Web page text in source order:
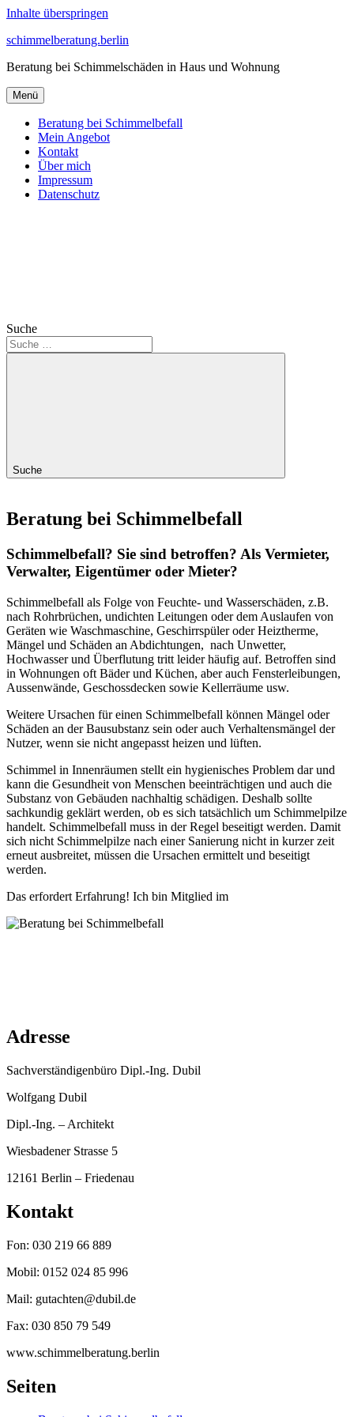
Inhalte überspringen
schimmelberatung.berlin
Beratung bei Schimmelschäden in Haus und Wohnung
Menü
Beratung bei Schimmelbefall
Mein Angebot
Kontakt
Über mich
Impressum
Datenschutz
Suche
Suche
Beratung bei Schimmelbefall
Schimmelbefall? Sie sind betroffen? Als Vermieter,
Verwalter, Eigentümer oder Mieter?
Schimmelbefall als Folge von Feuchte- und Wasserschäden, z.B.
nach Rohrbrüchen, undichten Leitungen oder dem Auslaufen von
Geräten wie Waschmaschine, Geschirrspüler oder Heiztherme,
Mängel und Schäden an Abdichtungen, nach Unwetter,
Hochwasser und Überflutung tritt leider häufig auf. Betroffen sind
in Wohnungen oft Bäder und Küchen, aber auch Fensterleibungen,
Aussenwände, Geschossdecken sowie Kellerräume usw.
Weitere Ursachen für einen Schimmelbefall können Mängel oder
Schäden an der Bausubstanz sein oder auch Verhaltensmängel der
Nutzer, wenn sie nicht angepasst heizen und lüften.
Schimmel in Innenräumen stellt ein hygienisches Problem dar und
kann die Gesundheit von Menschen beeinträchtigen und auch die
Substanz von Gebäuden nachhaltig schädigen. Deshalb sollte
sachkundig geklärt werden, ob es sich tatsächlich um Schimmelpilze
handelt. Schimmelbefall muss in der Regel beseitigt werden. Damit
sich nicht Schimmelpilze nach einer Sanierung nicht in kurzer zeit
erneut ausbreitet, müssen die Ursachen ermittelt und beseitigt
werden.
Das erfordert Erfahrung! Ich bin Mitglied im
Adresse
Sachverständigenbüro Dipl.-Ing. Dubil
Wolfgang Dubil
Dipl.-Ing. – Architekt
Wiesbadener Strasse 5
12161 Berlin – Friedenau
Kontakt
Fon: 030 219 66 889
Mobil: 0152 024 85 996
Mail: gutachten@dubil.de
Fax: 030 850 79 549
www.schimmelberatung.berlin
Seiten